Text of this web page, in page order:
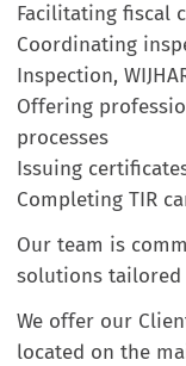
Facilitating fiscal
Coordinating
Inspection,
Offering
processes
Issuing
Completing TIR
Our team is
solutions tailored
We offer our
located on the